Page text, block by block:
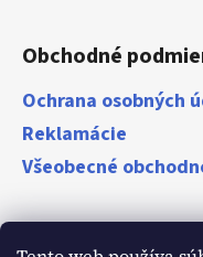
Obchodné
Ochrana osobných
Reklamácie
Všeobecné
Zákazníci